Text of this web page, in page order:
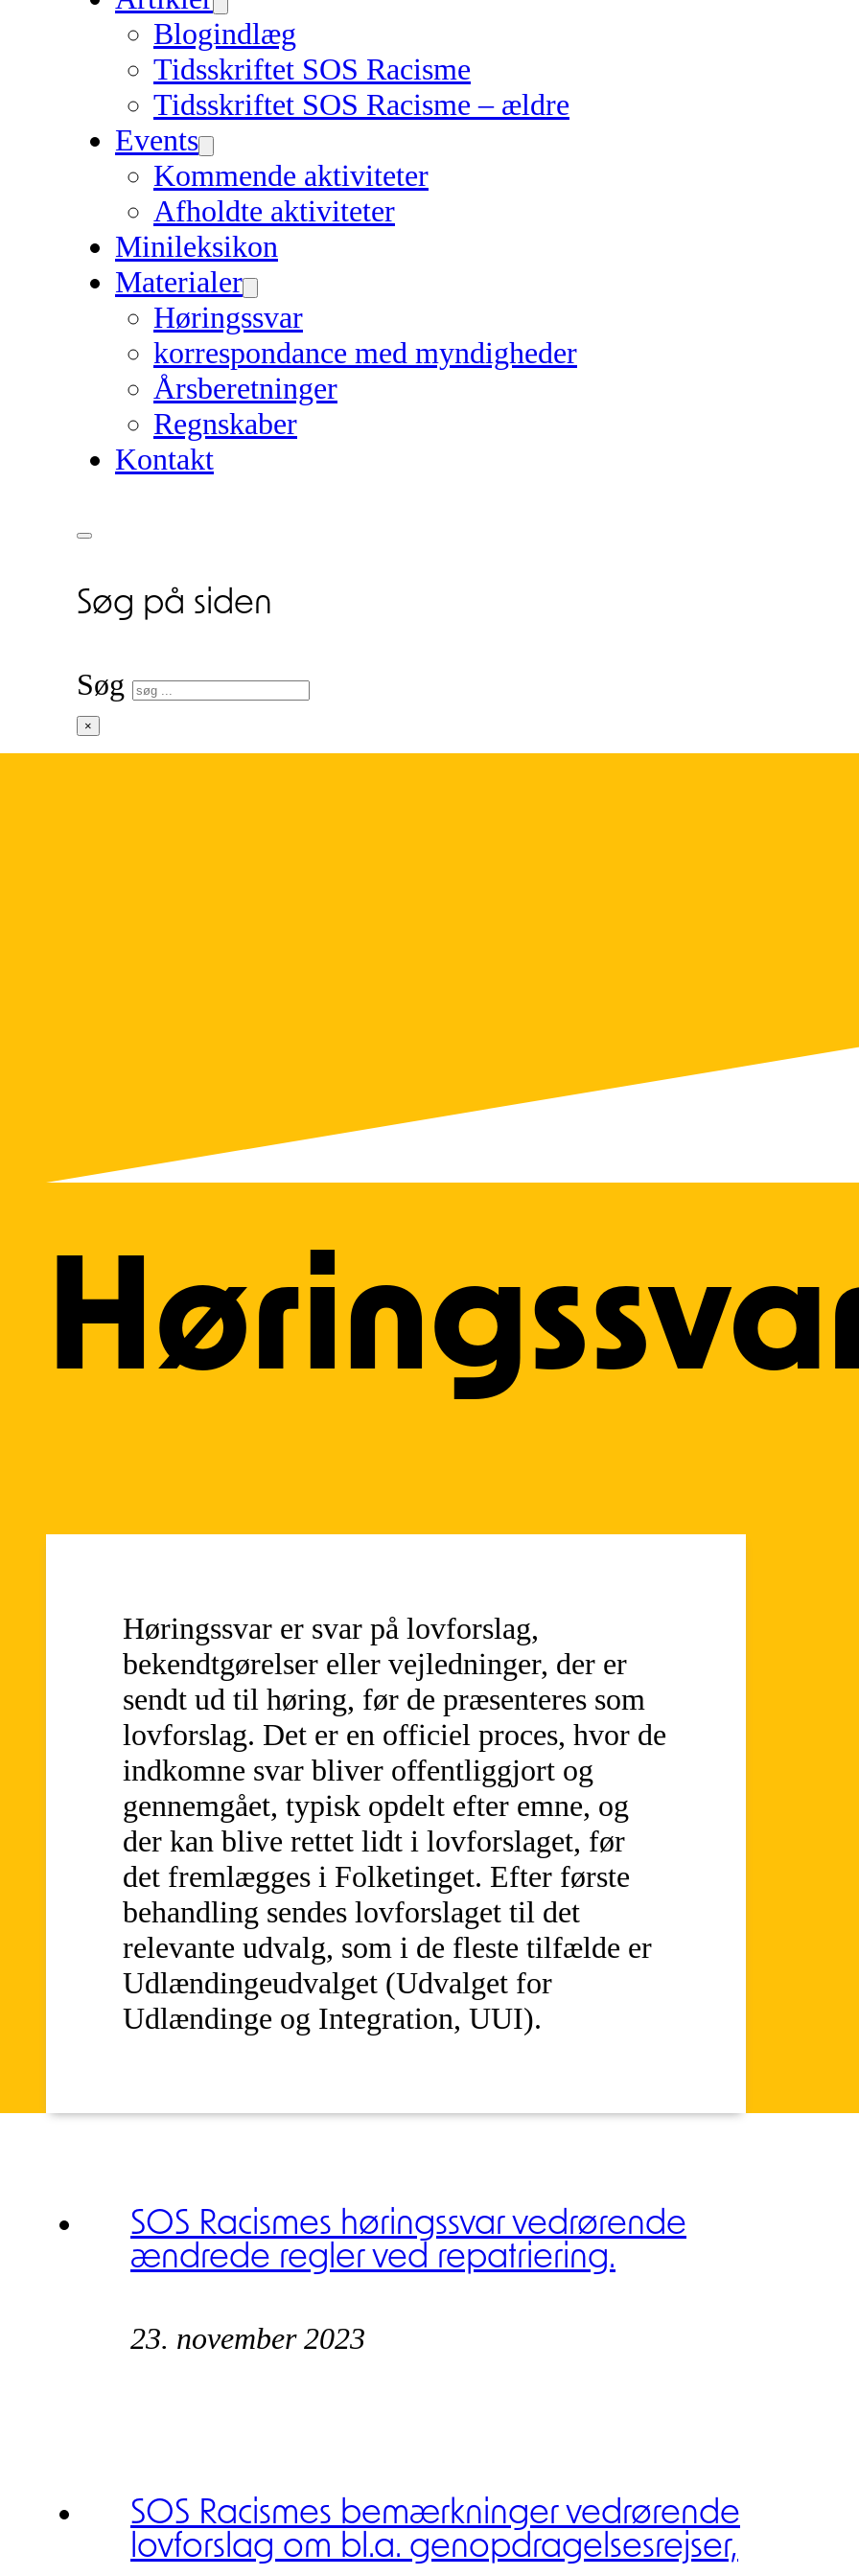
Blogindlæg
Tidsskriftet SOS Racisme
Tidsskriftet SOS Racisme – ældre
Events
Kommende aktiviteter
Afholdte aktiviteter
Minileksikon
Materialer
Høringssvar
korrespondance med myndigheder
Årsberetninger
Regnskaber
Kontakt
Søg på siden
Søg
×
Høringssvar er svar på lovforslag,
bekendtgørelser eller vejledninger, der er
sendt ud til høring, før de præsenteres som
lovforslag. Det er en officiel proces, hvor de
indkomne svar bliver offentliggjort og
gennemgået, typisk opdelt efter emne, og
der kan blive rettet lidt i lovforslaget, før
det fremlægges i Folketinget. Efter første
behandling sendes lovforslaget til det
relevante udvalg, som i de fleste tilfælde er
Udlændingeudvalget (Udvalget for
Udlændinge og Integration, UUI).
SOS Racismes høringssvar vedrørende
ændrede regler ved repatriering.
23. november 2023
SOS Racismes bemærkninger vedrørende
lovforslag om bl.a. genopdragelsesrejser,